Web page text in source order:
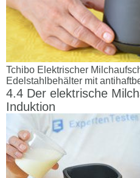
Tchibo Elektrischer
Edelstahlbehälter mit
Der elektrische
Induktion